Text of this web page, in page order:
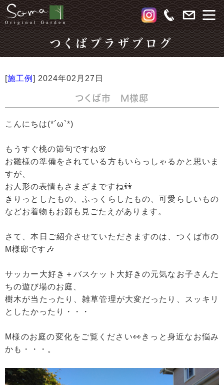
つくばプラザブログ
[施工例 ] 2024年02月27日
つくば市 M様邸
こんにちは(*´ω`*)
もうすぐ桃の節句ですね🌸
お雛様の準備をされている方もいらっしゃるかと思いま
すが、
お人形の表情もさまざまですね👫
きりっとしたもの、ふっくらしたもの、可愛らしいもの
などお着物もお顔も見ごたえがあります。
さて、本日ご紹介させていただきますのは、つくば市の
M様邸です🎶
サッカー大好き＋バスケット大好きの元気なお子さんた
ちの遊び場のお庭、
樹木が当たったり、雑草管理が大変だったり、スッキリ
としたかったり・・・
M様のお庭の変化をご覧ください👀きっと身近なお悩み
かも・・・。